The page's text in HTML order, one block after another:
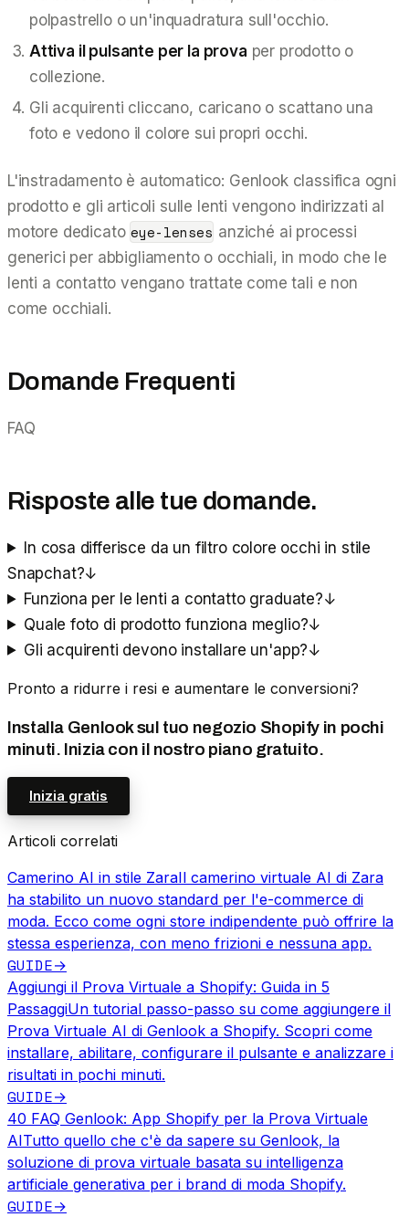
polpastrello o un'inquadratura sull'occhio.
Attiva il pulsante per la prova per prodotto o
collezione.
Gli acquirenti cliccano, caricano o scattano una
foto e vedono il colore sui propri occhi.
L'instradamento è automatico: Genlook classifica ogni
prodotto e gli articoli sulle lenti vengono indirizzati al
motore dedicato eye-lenses anziché ai processi
generici per abbigliamento o occhiali, in modo che le
lenti a contatto vengano trattate come tali e non
come occhiali.
Domande Frequenti
FAQ
Risposte alle tue domande.
In cosa differisce da un filtro colore occhi in stile
Snapchat?↓
Funziona per le lenti a contatto graduate?↓
Quale foto di prodotto funziona meglio?↓
Gli acquirenti devono installare un'app?↓
Pronto a ridurre i resi e aumentare le conversioni?
Installa Genlook sul tuo negozio Shopify in pochi
minuti. Inizia con il nostro piano gratuito.
Inizia gratis
Articoli correlati
Camerino AI in stile ZaraIl camerino virtuale AI di Zara
ha stabilito un nuovo standard per l'e-commerce di
moda. Ecco come ogni store indipendente può offrire la
stessa esperienza, con meno frizioni e nessuna app.
GUIDE→
Aggiungi il Prova Virtuale a Shopify: Guida in 5
PassaggiUn tutorial passo-passo su come aggiungere il
Prova Virtuale AI di Genlook a Shopify. Scopri come
installare, abilitare, configurare il pulsante e analizzare i
risultati in pochi minuti.
GUIDE→
40 FAQ Genlook: App Shopify per la Prova Virtuale
AITutto quello che c'è da sapere su Genlook, la
soluzione di prova virtuale basata su intelligenza
artificiale generativa per i brand di moda Shopify.
GUIDE→